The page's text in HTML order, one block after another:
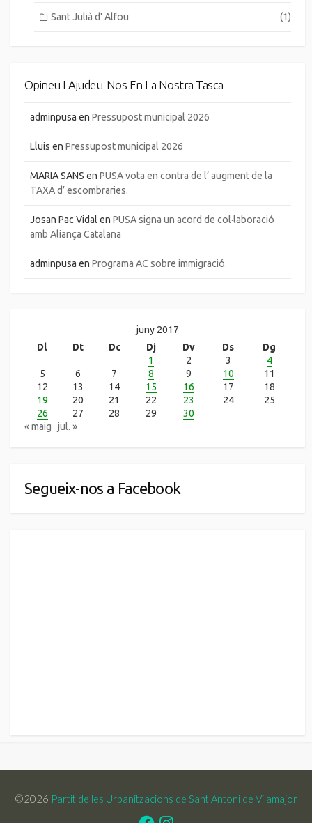
Sant Julià d' Alfou (1)
Opineu I Ajudeu-Nos En La Nostra Tasca
adminpusa en Pressupost municipal 2026
Lluis en Pressupost municipal 2026
MARIA SANS en PUSA vota en contra de l’ augment de la
TAXA d’ escombraries.
Josan Pac Vidal en PUSA signa un acord de col·laboració
amb Aliança Catalana
adminpusa en Programa AC sobre immigració.
juny 2017
Dl
Dt Dc Dj Dv Ds
Dg
1
2 3
4
5
6 7 8 9 10
11
12
13 14 15 16 17
18
19
20 21 22 23 24
25
26
27 28 29
30
« maig
jul. »
Segueix-nos a Facebook
©2026 Partit de les Urbanitzacions de Sant Antoni de Vilamajor